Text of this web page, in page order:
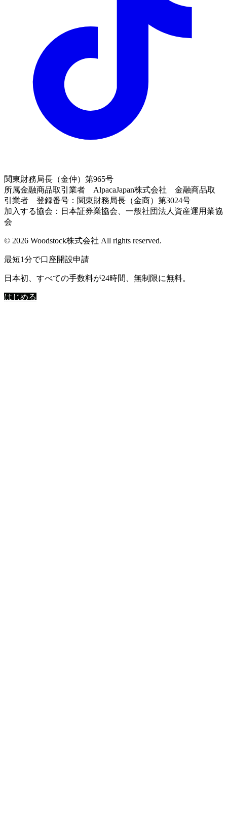
関東財務局長（金仲）第965号
所属金融商品取引業者 AlpacaJapan株式会社 金融商品取
引業者 登録番号：関東財務局長（金商）第3024号
加入する協会：日本証券業協会、一般社団法人資産運用業協
会
© 2026 Woodstock株式会社 All rights reserved.
最短1分で口座開設申請
日本初、すべての手数料が24時間、無制限に無料。
はじめる